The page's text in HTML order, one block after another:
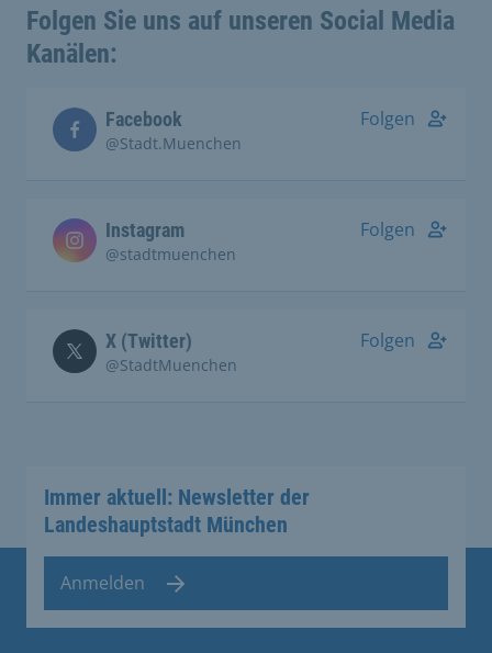
Folgen Sie uns auf unseren Social Media
Kanälen:
Facebook
@Stadt.Muenchen
Folgen
Instagram
@stadtmuenchen
Folgen
X (Twitter)
@StadtMuenchen
Folgen
Immer aktuell: Newsletter der
Landeshauptstadt München
Anmelden